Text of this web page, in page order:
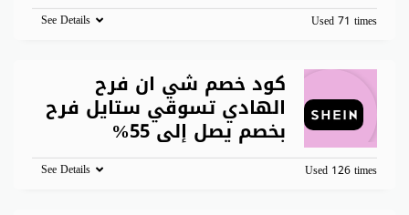
Used 71 times
See Details
كود خصم شي ان فرح
الهادي تسوقي ستايل فرح
بخصم يصل إلى 55%
Used 126 times
See Details